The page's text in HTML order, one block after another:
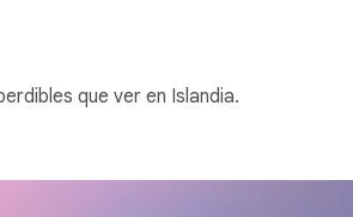
que ver en Islandia.